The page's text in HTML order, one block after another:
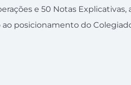
e 50 Notas
posicionamento do